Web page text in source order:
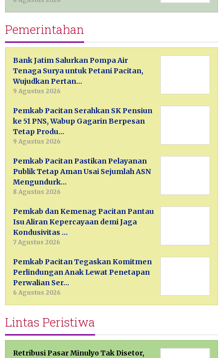
Pemerintahan
Bank Jatim Salurkan Pompa Air
Tenaga Surya untuk Petani Pacitan,
Wujudkan Pertan…
9 Agustus 2026
Pemkab Pacitan Serahkan SK Pensiun
ke 51 PNS, Wabup Gagarin Berpesan
Tetap Produ…
9 Agustus 2026
Pemkab Pacitan Pastikan Pelayanan
Publik Tetap Aman Usai Sejumlah ASN
Mengundurk…
8 Agustus 2026
Pemkab dan Kemenag Pacitan Pantau
Isu Aliran Kepercayaan demi Jaga
Kondusivitas …
7 Agustus 2026
Pemkab Pacitan Tegaskan Komitmen
Perlindungan Anak Lewat Penetapan
Perwalian Ser…
6 Agustus 2026
Lintas Peristiwa
Retribusi Pasar Minulyo Tak Disetor,